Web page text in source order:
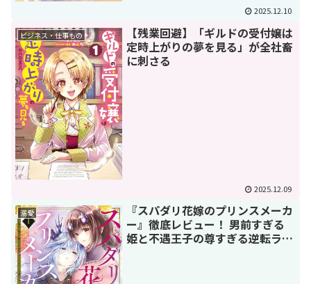
2025.12.10
ビジネス・仕事もの
【残業回避】「ギルドの受付嬢は
定時上がりの夢を見る」が全社畜
に刺さる
2025.12.09
溺愛
『スパダリ花嫁のプリンスメーカ
ー』徹底レビュー！ 男前すぎる
姫と不遇王子の尊すぎる逆転ラブ